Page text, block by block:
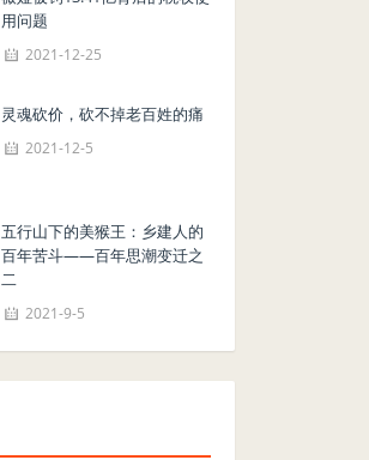
用问题
2021-12-25
灵魂砍价，砍不掉老百姓的痛
2021-12-5
五行山下的美猴王：乡建人的
百年苦斗——百年思潮变迁之
二
2021-9-5